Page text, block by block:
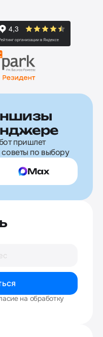
пришлет
по выбору
Max
на обработку